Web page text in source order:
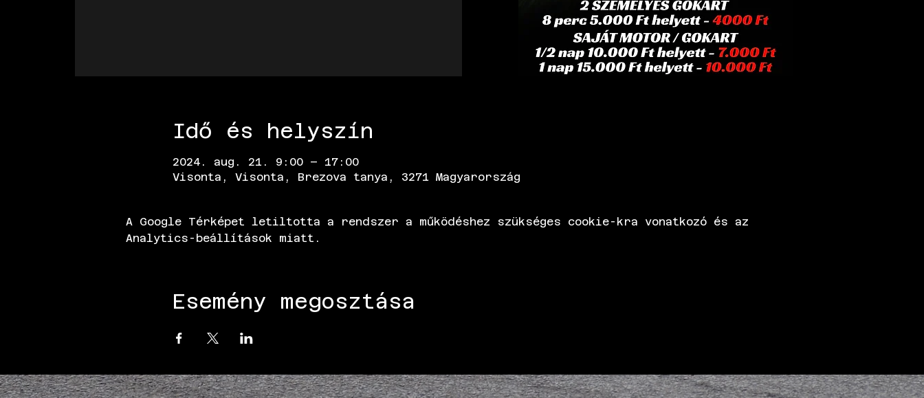
Idő és helyszín
2024. aug. 21. 9:00 – 17:00
Visonta, Visonta, Brezova tanya, 3271 Magyarország
A Google Térképet letiltotta a rendszer a működéshez szükséges cookie-kra vonatkozó és az
Analytics-beállítások miatt.
Esemény megosztása